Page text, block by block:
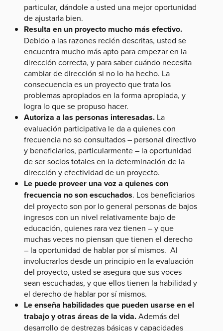
particular, dándole a usted una mejor oportunidad
de ajustarla bien.
Resulta en un proyecto mucho más efectivo.
Debido a las razones recién descritas, usted se
encuentra mucho más apto para empezar en la
dirección correcta, y para saber cuándo necesita
cambiar de dirección si no lo ha hecho. La
consecuencia es un proyecto que trata los
problemas apropiados en la forma apropiada, y
logra lo que se propuso hacer.
Autoriza a las personas interesadas. La
evaluación participativa le da a quienes con
frecuencia no so consultados – personal directivo
y beneficiarios, particularmente – la oportunidad
de ser socios totales en la determinación de la
dirección y efectividad de un proyecto.
Le puede proveer una voz a quienes con
frecuencia no son escuchados. Los beneficiarios
del proyecto son por lo general personas de bajos
ingresos con un nivel relativamente bajo de
educación, quienes rara vez tienen – y que
muchas veces no piensan que tienen el derecho
– la oportunidad de hablar por sí mismos. Al
involucrarlos desde un principio en la evaluación
del proyecto, usted se asegura que sus voces
sean escuchadas, y que ellos tienen la habilidad y
el derecho de hablar por sí mismos.
Le enseña habilidades que pueden usarse en el
trabajo y otras áreas de la vida.Además del
desarrollo de destrezas básicas y capacidades